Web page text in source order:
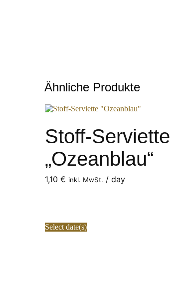
Ähnliche Produkte
Stoff-Serviette
„Ozeanblau“
1,10 € inkl. MwSt. / day
Select date(s)